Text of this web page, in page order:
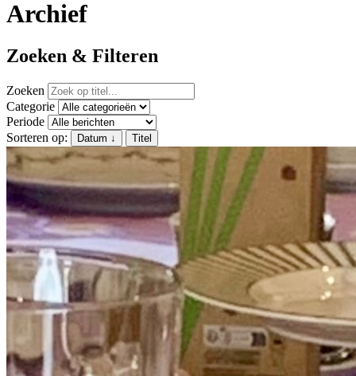
Archief
Zoeken & Filteren
Zoeken
Categorie
Periode
Sorteren op:
Datum ↓ Titel